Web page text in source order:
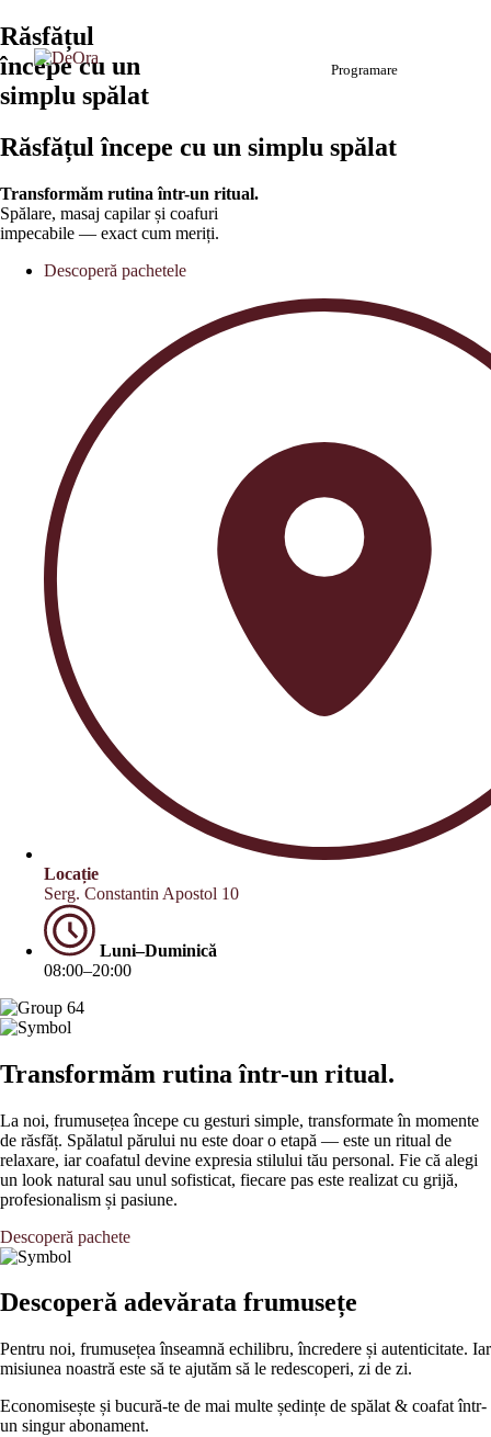
Programare
Răsfățul
începe cu un
simplu spălat
Răsfățul începe cu un simplu spălat
Transformăm rutina într-un ritual.
Spălare, masaj capilar și coafuri
impecabile — exact cum meriți.
Descoperă pachetele
Locație
Serg. Constantin Apostol 10
Luni–Duminică
08:00–20:00
Transformăm rutina într-un ritual.
La noi, frumusețea începe cu gesturi simple, transformate în momente
de răsfăț. Spălatul părului nu este doar o etapă — este un ritual de
relaxare, iar coafatul devine expresia stilului tău personal. Fie că alegi
un look natural sau unul sofisticat, fiecare pas este realizat cu grijă,
profesionalism și pasiune.
Descoperă pachete
Descoperă adevărata frumusețe
Pentru noi, frumusețea înseamnă echilibru, încredere și autenticitate. Iar
misiunea noastră este să te ajutăm să le redescoperi, zi de zi.
Economisește și bucură-te de mai multe ședințe de spălat & coafat într-
un singur abonament.